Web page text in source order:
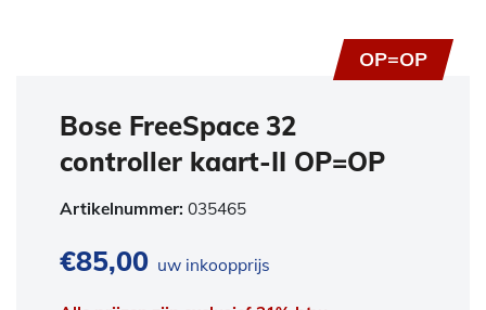
OP=OP
Bose FreeSpace 32
controller kaart-II OP=OP
Artikelnummer: 035465
€85,00 uw inkoopprijs